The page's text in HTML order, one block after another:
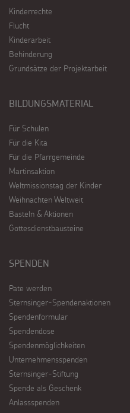
Kinderrechte
Flucht
Kinderarbeit
Behinderung
Grundsätze der Projektarbeit
BILDUNGSMATERIAL
Für Schulen
Für die Kita
Für die Pfarrgemeinde
Martinsaktion
Weltmissionstag der Kinder
Weihnachten Weltweit
Basteln & Aktionen
Gottesdienstbausteine
SPENDEN
Pate werden
Sternsinger-Spendenaktionen
Spendenformular
Spendendose
Spendenmöglichkeiten
Unternehmensspenden
Sternsinger-Stiftung
Spende als Geschenk
Anlassspenden